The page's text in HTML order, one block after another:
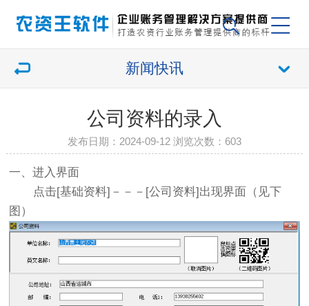
新闻快讯
公司资料的录入
发布日期：2024-09-12 浏览次数： 603
一、进入界面
点击[基础资料]－－－[公司资料]出现界面（见下
图）